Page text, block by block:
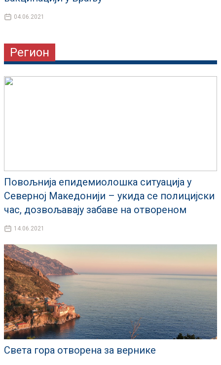
04.06.2021
Регион
Повољнија епидемиолошка ситуација у
Северној Македонији – укида се полицијски
час, дозвољавају забаве на отвореном
14.06.2021
Света гора отворена за вернике